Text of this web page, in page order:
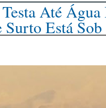
Até Água
Está